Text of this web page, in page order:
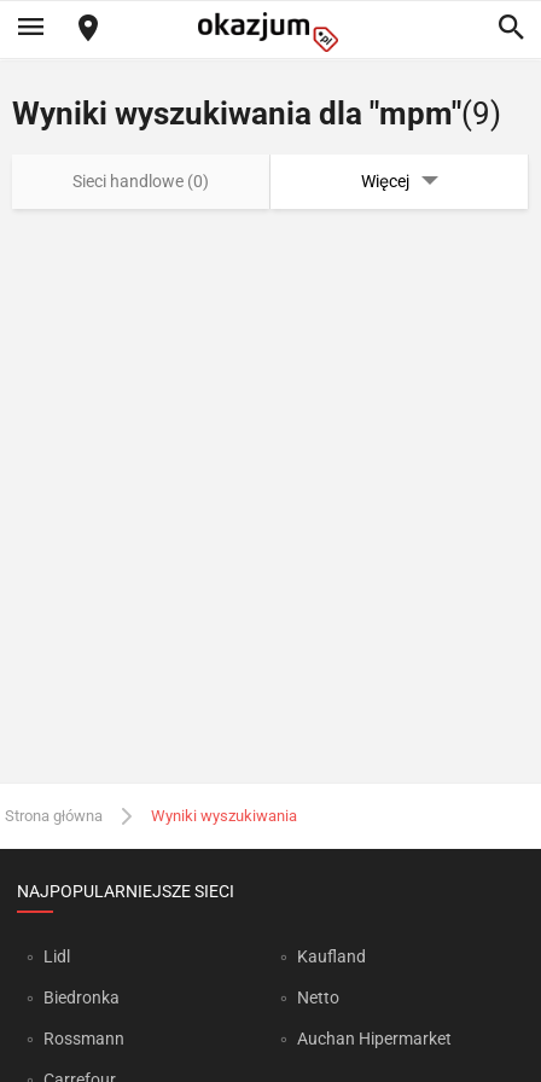
Wyniki wyszukiwania dla "mpm"(9)
Sieci handlowe (0) Więcej
Strona główna Wyniki wyszukiwania
NAJPOPULARNIEJSZE SIECI
Lidl
Biedronka
Rossmann
Kaufland
Netto
Auchan Hipermarket